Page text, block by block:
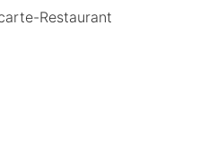
Restaurant